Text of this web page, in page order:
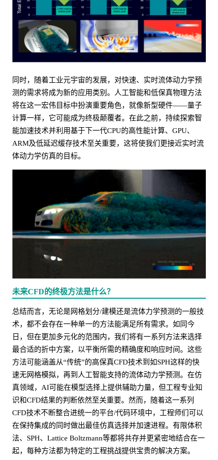
同时，随着工业元宇宙的发展，对快速、实时流体动力学预
测的需求将成为新的应用类别。人工智能和低保真物理方法
将在这一宏伟目标中扮演重要角色，就像新型硬件——量子
计算一样，它可能成为终极颠覆者。在此之前，持续探索智
能加速技术并利用基于下一代CPU的高性能计算、GPU、
ARM及低延迟缓存技术至关重要，这将使我们更接近实时流
体动力学仿真的目标。
未来CFD的终极方法是什么？
总结而言，无论是网格划分/建模还是流体力学预测的一般技
术，都不会存在一种单一的方法能满足所有需求。如同今
日，但在更加多元化的范围内，我们将有一系列方法来选择
最合适的折中方案，以平衡所需的精确度和响应时间。这些
方法可能涵盖从“传统”的高保真CFD技术到如SPH这样的快
速无网格模拟，再到人工智能支持的流体动力学预测。在仿
真领域，AI可能在模型选择上提供辅助力量，但工程专业知
识和CFD结果的判断依然至关重要。然而，随着这一系列
CFD技术不断整合进统一的平台/代码环境中，工程师们可以
在保持集成的同时做出最佳仿真选择并加速进程。有限体积
法、SPH、Lattice Boltzmann等都将共存并更紧密地结合在一
起，每种方法都为特定的工程挑战提供宝贵的解决方案。